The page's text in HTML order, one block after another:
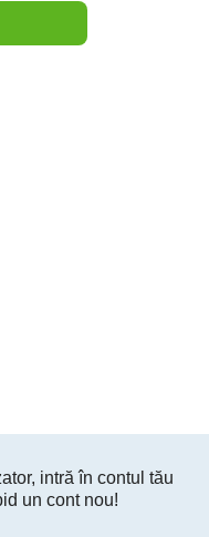
intră în contul tău
un cont nou!